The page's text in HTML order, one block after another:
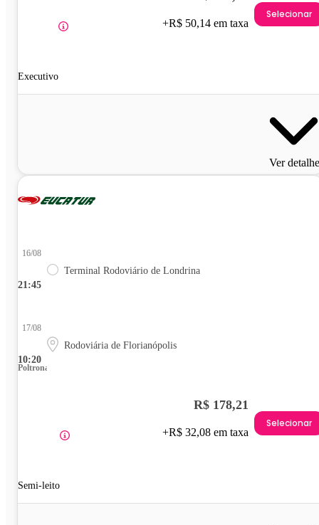
Executivo
+R$ 50,14 em taxa
Selecionar
Ver
21:45
16/08
Terminal Rodoviário de Londrina
10:20
17/08
Rodoviária de Florianópolis
Poltrona
Semi-leito
R$ 178,21
+R$ 32,08 em taxa
Selecionar